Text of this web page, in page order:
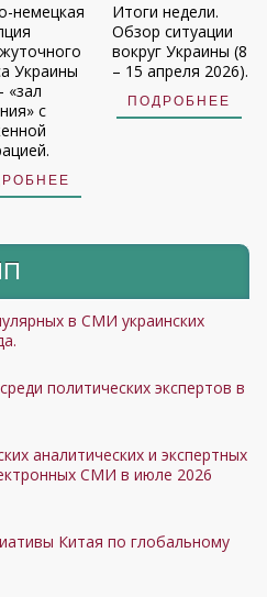
немецкая
Украины
с
Итоги недели.
Обзор ситуации
вокруг Украины (8
– 15 апреля 2026).
ПОДРОБНЕЕ
в СМИ украинских
политических экспертов в
аналитических и экспертных
СМИ в июле 2026
Китая по глобальному